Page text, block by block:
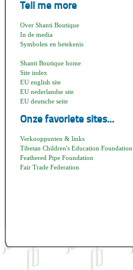
Tell me more
Over Shanti Boutique
In de media
Symbolen en betekenis
Shanti Boutique home
Site index
EU english site
EU nederlandse site
EU deutsche seite
Onze favoriete sites...
Verkooppunten & links
Tibetan Children's Education Foundation
Feathered Pipe Foundation
Fair Trade Federation